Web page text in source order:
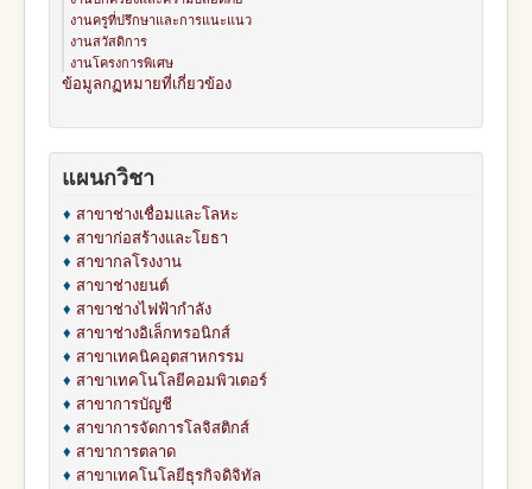
งานครูที่ปรึกษาและการแนะแนว
งานสวัสดิการ
งานโครงการพิเศษ
ข้อมูลกฏหมายที่เกี่ยวข้อง
แผนกวิชา
♦ สาขาช่างเชื่อมและโลหะ
♦ สาขาก่อสร้างและโยธา
♦ สาขากลโรงงาน
♦ สาขาช่างยนต์
♦ สาขาช่างไฟฟ้ากำลัง
♦ สาขาช่างอิเล็กทรอนิกส์
♦ สาขาเทคนิคอุตสาหกรรม
♦ สาขาเทคโนโลยีคอมพิวเตอร์
♦ สาขาการบัญชี
♦ สาขาการจัดการโลจิสติกส์
♦ สาขาการตลาด
♦ สาขาเทคโนโลยีธุรกิจดิจิทัล